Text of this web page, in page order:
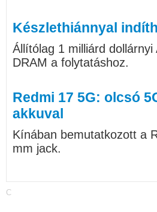
Készlethiánnyal
Állítólag 1 milliárd
DRAM a folytatáshoz.
Redmi 17 5G: olcsó
akkuval
Kínában bemutatkozott a
mm jack.
C